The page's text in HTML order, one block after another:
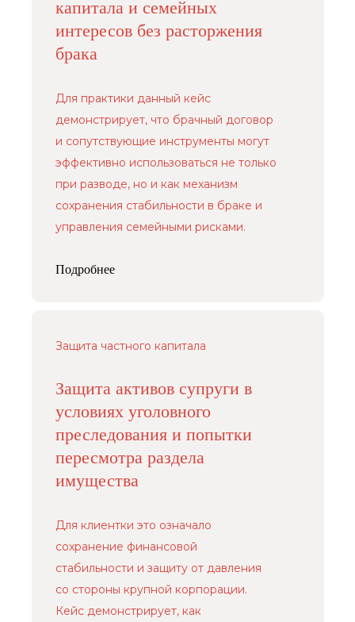
капитала и семейных
интересов без расторжения
брака
Для практики данный кейс
демонстрирует, что брачный договор
и сопутствующие инструменты могут
эффективно использоваться не только
при разводе, но и как механизм
сохранения стабильности в браке и
управления семейными рисками.
Подробнее
Защита частного капитала
Защита активов супруги в
условиях уголовного
преследования и попытки
пересмотра раздела
имущества
Для клиентки это означало
сохранение финансовой
стабильности и защиту от давления
со стороны крупной корпорации.
Кейс демонстрирует, как
Защита капитала в браке и при разводе
Наследование и передача капитала
Пресс-центр
Контакты
+7 (926) 221-36-77
+7 (499) 394-39-77
info@arfemida.ru